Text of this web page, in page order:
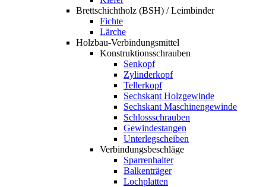
Brettschichtholz (BSH) / Leimbinder
Fichte
Lärche
Holzbau-Verbindungsmittel
Konstruktionsschrauben
Senkopf
Zylinderkopf
Tellerkopf
Sechskant Holzgewinde
Sechskant Maschinengewinde
Schlossschrauben
Gewindestangen
Unterlegscheiben
Verbindungsbeschläge
Sparrenhalter
Balkenträger
Lochplatten